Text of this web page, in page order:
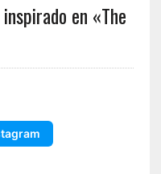
en «The